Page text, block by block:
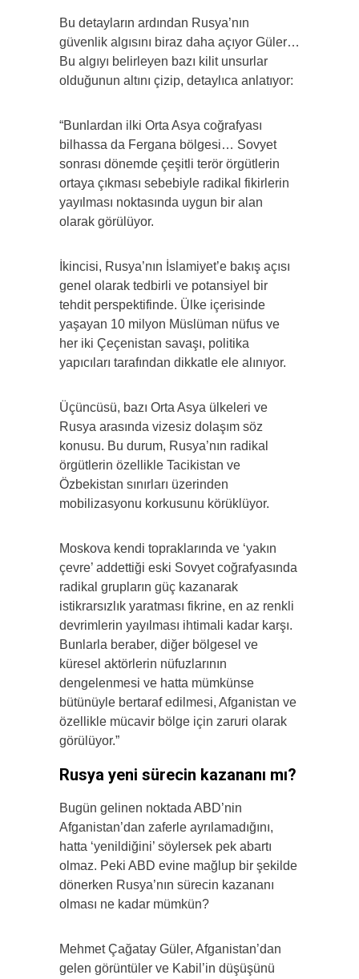
Bu detayların ardından Rusya’nın
güvenlik algısını biraz daha açıyor Güler…
Bu algıyı belirleyen bazı kilit unsurlar
olduğunun altını çizip, detaylıca anlatıyor:
“Bunlardan ilki Orta Asya coğrafyası
bilhassa da Fergana bölgesi… Sovyet
sonrası dönemde çeşitli terör örgütlerin
ortaya çıkması sebebiyle radikal fikirlerin
yayılması noktasında uygun bir alan
olarak görülüyor.
İkincisi, Rusya’nın İslamiyet’e bakış açısı
genel olarak tedbirli ve potansiyel bir
tehdit perspektifinde. Ülke içerisinde
yaşayan 10 milyon Müslüman nüfus ve
her iki Çeçenistan savaşı, politika
yapıcıları tarafından dikkatle ele alınıyor.
Üçüncüsü, bazı Orta Asya ülkeleri ve
Rusya arasında vizesiz dolaşım söz
konusu. Bu durum, Rusya’nın radikal
örgütlerin özellikle Tacikistan ve
Özbekistan sınırları üzerinden
mobilizasyonu korkusunu körüklüyor.
Moskova kendi topraklarında ve ‘yakın
çevre’ addettiği eski Sovyet coğrafyasında
radikal grupların güç kazanarak
istikrarsızlık yaratması fikrine, en az renkli
devrimlerin yayılması ihtimali kadar karşı.
Bunlarla beraber, diğer bölgesel ve
küresel aktörlerin nüfuzlarının
dengelenmesi ve hatta mümkünse
bütünüyle bertaraf edilmesi, Afganistan ve
özellikle mücavir bölge için zaruri olarak
görülüyor.”
Rusya yeni sürecin kazananı mı?
Bugün gelinen noktada ABD’nin
Afganistan’dan zaferle ayrılamadığını,
hatta ‘yenildiğini’ söylersek pek abartı
olmaz. Peki ABD evine mağlup bir şekilde
dönerken Rusya’nın sürecin kazananı
olması ne kadar mümkün?
Mehmet Çağatay Güler, Afganistan’dan
gelen görüntüler ve Kabil’in düşüşünü